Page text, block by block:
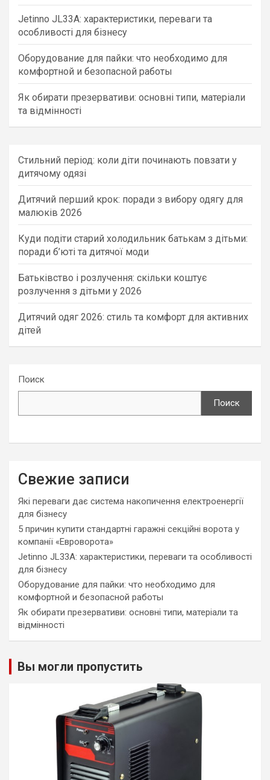
Jetinno JL33A: характеристики, переваги та
особливості для бізнесу
Оборудование для пайки: что необходимо для
комфортной и безопасной работы
Як обирати презервативи: основні типи, матеріали
та відмінності
Стильний період: коли діти починають повзати у
дитячому одязі
Дитячий перший крок: поради з вибору одягу для
малюків 2026
Куди подіти старий холодильник батькам з дітьми:
поради б’юті та дитячої моди
Батьківство і розлучення: скільки коштує
розлучення з дітьми у 2026
Дитячий одяг 2026: стиль та комфорт для активних
дітей
Поиск
Поиск
Свежие записи
Які переваги дає система накопичення електроенергії
для бізнесу
5 причин купити стандартні гаражні секційні ворота у
компанії «Евроворота»
Jetinno JL33A: характеристики, переваги та особливості
для бізнесу
Оборудование для пайки: что необходимо для
комфортной и безопасной работы
Як обирати презервативи: основні типи, матеріали та
відмінності
Вы могли пропустить